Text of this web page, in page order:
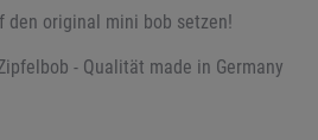
den original mini bob setzen!
- Qualität made in Germany